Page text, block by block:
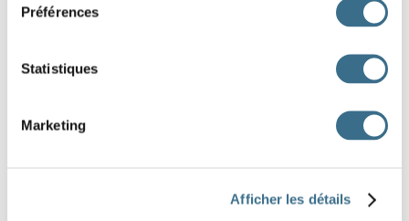
Préférences
Statistiques
Marketing
Afficher les détails